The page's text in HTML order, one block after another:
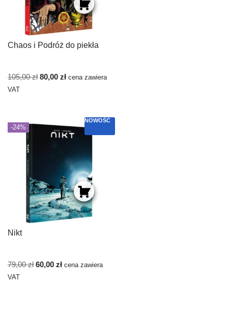
Chaos i Podróż do piekła
105,00zł 80,00 zł cena zawiera
VAT
-24%
Nikt
NOWOŚĆ
79,00zł 60,00 zł cena zawiera
VAT